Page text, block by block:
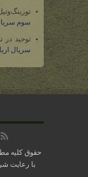
سوم
توحید در
سریال
حقوق کلیه
با رعایت